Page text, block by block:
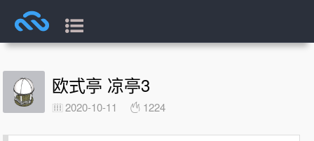
欧式亭 凉亭3
2020-10-11 1224